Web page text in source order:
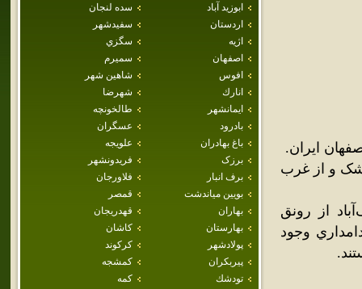
ابوزيد آباد
سده لنجان
اردستان
سفيدشهر
اژيه
سگزي
اصفهان
سميرم
افوس
شاهين شهر
انارك
شهرضا
ايمانشهر
طالخونچه
بادرود
عسگران
باغ بهادران
علويجه
برزک
فريدونشهر
برف انبار
فلاورجان
بويين مياندشت
قمصر
بهاران
قهدريجان
بهارستان
كاشان
پولادشهر
كركوند
پيربكران
كمشجه
تودشك
كمه
ايران.
و از غرب
از رونق
وجود